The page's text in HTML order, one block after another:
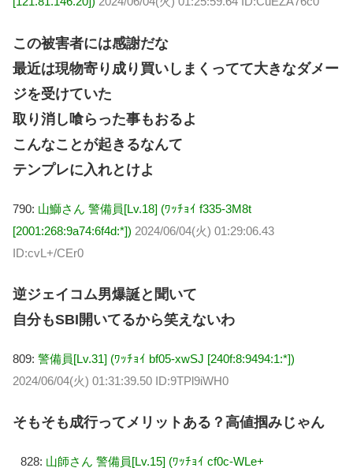
この被害者には感謝だな
最近は現物寄り成り買いしまくってて大きなダメー
ジを受けていた
取り消し喰らった事もおるよ
こんなことが起きるなんて
テンプレに入れとけよ
790: 山鰤さん 警備員[Lv.18] (ﾜｯﾁｮｲ f335-3M8t
[2001:268:9a74:6f4d:*]) 2024/06/04(火) 01:29:06.43
ID:cvL+/CEr0
逆ジェイコム男爆誕と聞いて
自分もSBI開いてるから笑えないわ
809: 警備員[Lv.31] (ﾜｯﾁｮｲ bf05-xwSJ [240f:8:9494:1:*])
2024/06/04(火) 01:31:39.50 ID:9TPl9iWH0
そもそも成行ってメリットある？高値掴みじゃん
828: 山師さん 警備員[Lv.15] (ﾜｯﾁｮｲ cf0c-WLe+